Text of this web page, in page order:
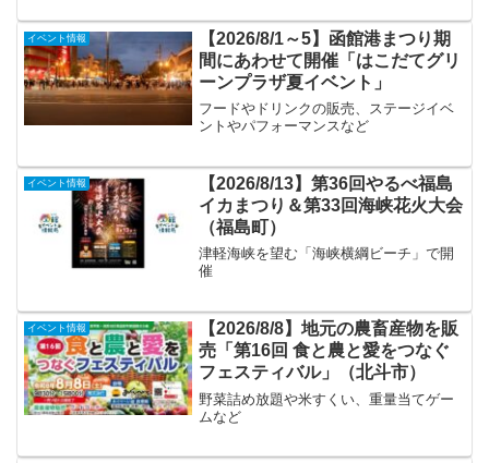
イベント情報
【2026/8/1～5】函館港まつり期
間にあわせて開催「はこだてグリ
ーンプラザ夏イベント」
フードやドリンクの販売、ステージイベ
ントやパフォーマンスなど
イベント情報
【2026/8/13】第36回やるべ福島
イカまつり＆第33回海峡花火大会
（福島町）
津軽海峡を望む「海峡横綱ビーチ」で開
催
イベント情報
【2026/8/8】地元の農畜産物を販
売「第16回 食と農と愛をつなぐ
フェスティバル」（北斗市）
野菜詰め放題や米すくい、重量当てゲー
ムなど